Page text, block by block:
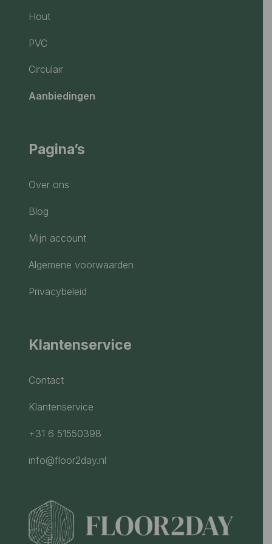
Hout
PVC
Circulair
Aanbiedingen
Pagina’s
Over ons
Blog
Mijn account
Algemene voorwaarden
Privacybeleid
Klantenservice
Contact
Klantenservice
+31 6 51550398
info@floor2day.nl